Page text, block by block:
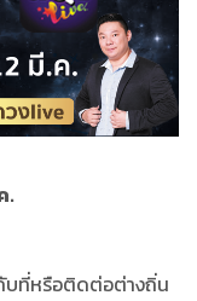
.
บที่หรือติดต่อต่างถิ่น